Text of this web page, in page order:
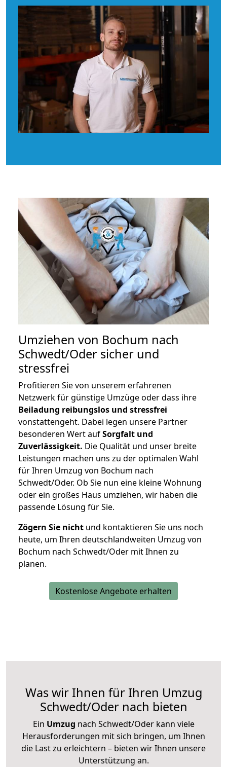
Umziehen von Bochum nach
Schwedt/Oder sicher und
stressfrei
Profitieren Sie von unserem erfahrenen
Netzwerk für günstige Umzüge oder dass ihre
Beiladung reibungslos und stressfrei
vonstattengeht. Dabei legen unsere Partner
besonderen Wert aufSorgfalt und
Zuverlässigkeit. Die Qualität und unser breite
Leistungen machen uns zu der optimalen Wahl
für Ihren Umzug von Bochum nach
Schwedt/Oder. Ob Sie nun eine kleine Wohnung
oder ein großes Haus umziehen, wir haben die
passende Lösung für Sie.
Zögern Sie nicht und kontaktieren Sie uns noch
heute, um Ihren deutschlandweiten Umzug von
Bochum nach Schwedt/Oder mit Ihnen zu
planen.
Kostenlose Angebote erhalten
Was wir Ihnen für Ihren Umzug
Schwedt/Oder nach bieten
Ein Umzug nach Schwedt/Oder kann viele
Herausforderungen mit sich bringen, um Ihnen
die Last zu erleichtern – bieten wir Ihnen unsere
Unterstützung an.